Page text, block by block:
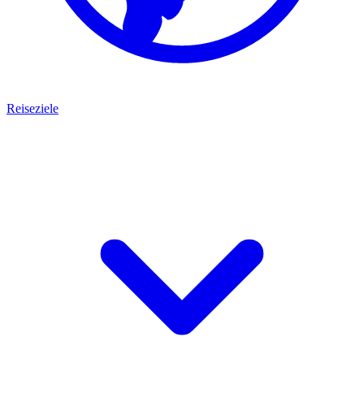
Reiseziele